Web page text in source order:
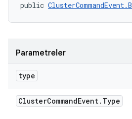
public
Parametreler
type
ClusterCommandEvent. Type